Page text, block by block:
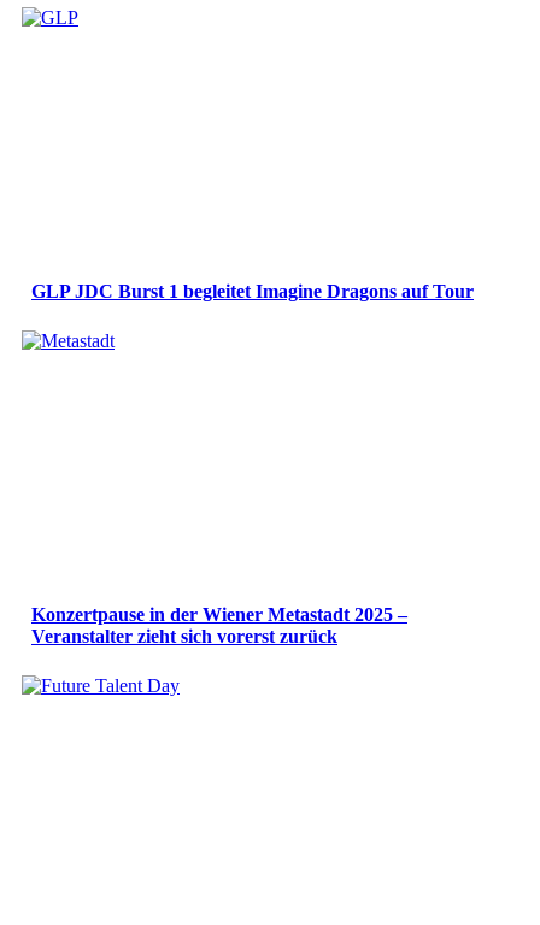
GLP JDC Burst 1 begleitet Imagine Dragons auf Tour
Konzertpause in der Wiener Metastadt 2025 –
Veranstalter zieht sich vorerst zurück